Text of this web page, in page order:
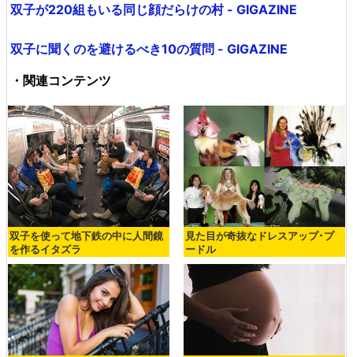
双子が220組もいる同じ顔だらけの村 - GIGAZINE
双子に聞くのを避けるべき10の質問 - GIGAZINE
・関連コンテンツ
双子を使って地下鉄の中に人間鏡
を作るイタズラ
見た目が奇抜なドレスアップ･プ
ードル